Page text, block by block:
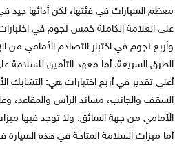
معظم السيارات في فئتها، لكن أدائها جيد
على العلامة الكاملة خمس نجوم في
وأربع نجوم في اختبار التصادم الأمامي من
الطرق السريعة. أما معهد التأمين للسلامة
أعلى تقدير في أربع اختبارات هي: التشابك
السقف والجانب، مساند الرأس والمقاعد،
الأمامي من جهة السائق. ولا توجد فيها
أما ميزات السلامة المتاحة في هذه